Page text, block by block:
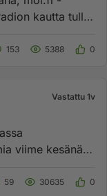
kautta tullut
153 5388 0
Vastattu 1v
viime kesänä
59 30635 0